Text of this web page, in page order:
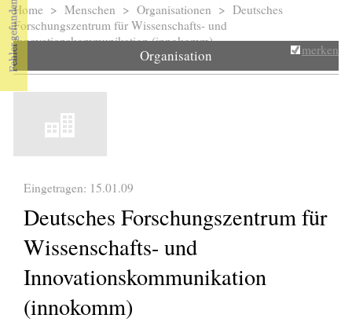
Sie sind hier
Home > Menschen > Organisationen > Deutsches
Forschungszentrum für Wissenschafts- und
Innovationskommunikation (innokomm)
Organisation merken
Eingetragen: 15.01.09
Deutsches Forschungszentrum für
Wissenschafts- und
Innovationskommunikation
(innokomm)